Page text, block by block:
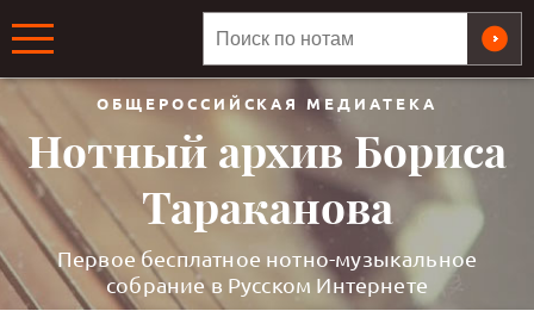
ОБЩЕРОССИЙСКАЯ МЕДИАТЕКА
Нотный архив Бориса
Тараканова
Первое бесплатное нотно-музыкальное
собрание в Русском Интернете